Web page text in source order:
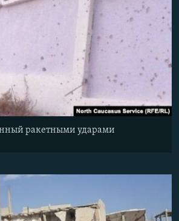
ракетными ударами